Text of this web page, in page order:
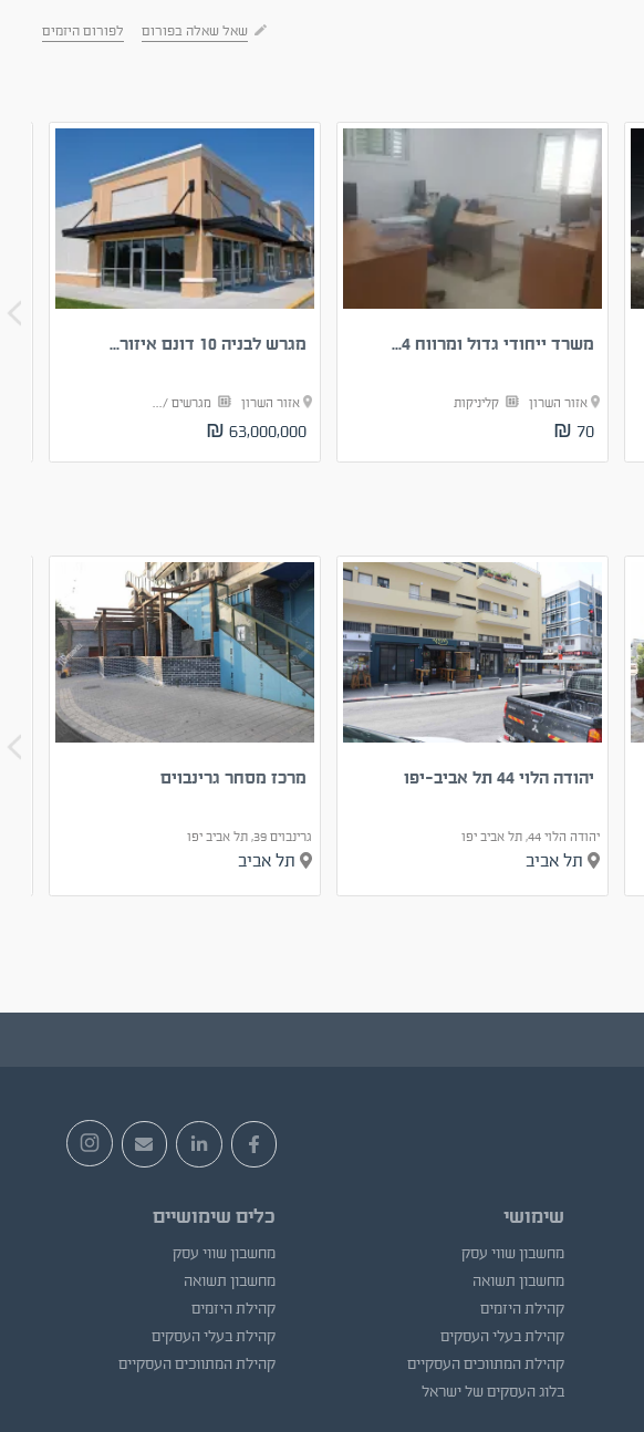
שאל שאלה בפורום לפורום היזמים
משרד ייחודי גדול ומרווח 4...
אזור השרון קליניקות
70 ₪
מגרש לבניה 10 דונם איזור...
אזור השרון מגרשים /...
63,000,000 ₪
יהודה הלוי 44 תל אביב-יפו
יהודה הלוי 44, תל אביב יפו
תל אביב
מרכז מסחר גרינבוים
גרינבוים 39, תל אביב יפו
תל אביב
שימושי
מחשבון שווי עסק
מחשבון תשואה
קהילת היזמים
קהילת בעלי העסקים
קהילת המתווכים העסקיים
בלוג העסקים של ישראל
כלים שימושיים
מחשבון שווי עסק
מחשבון תשואה
קהילת היזמים
קהילת בעלי העסקים
קהילת המתווכים העסקיים